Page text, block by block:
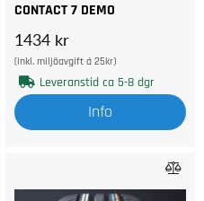
CONTACT 7 DEMO
1434 kr
(inkl. miljöavgift á 25kr)
Leveranstid ca 5-8 dgr
Info